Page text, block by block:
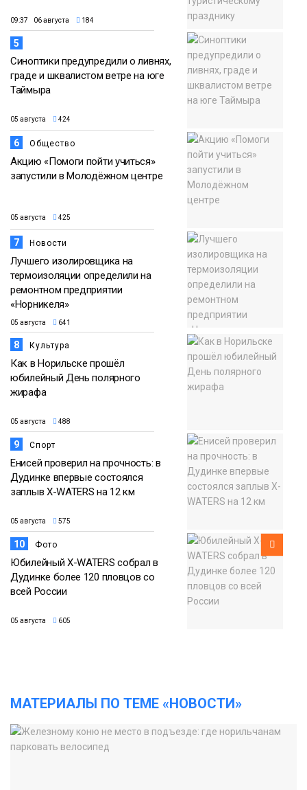
09:37 06 августа 184
5
Синоптики предупредили о ливнях,
граде и шквалистом ветре на юге
Таймыра
05 августа 424
6 Общество
Акцию «Помоги пойти учиться»
запустили в Молодёжном центре
05 августа 425
7 Новости
Лучшего изолировщика на
термоизоляции определили на
ремонтном предприятии
«Норникеля»
05 августа 641
8 Культура
Как в Норильске прошёл
юбилейный День полярного
жирафа
05 августа 488
9 Спорт
Енисей проверил на прочность: в
Дудинке впервые состоялся
заплыв X-WATERS на 12 км
05 августа 575
10 Фото
Юбилейный X-WATERS собрал в
Дудинке более 120 пловцов со
всей России
05 августа 605
МАТЕРИАЛЫ ПО ТЕМЕ «НОВОСТИ»